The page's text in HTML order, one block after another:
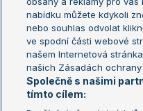
Aktualní trendy
Fotbalové přestupy
Livesport Daily
LS Prague Open
nabídku můžete kdykoli
nebo souhlas odvolat
ve spodní části webové
našem Internetová
našich Zásadách
Společně s našimi
tímto cílem: